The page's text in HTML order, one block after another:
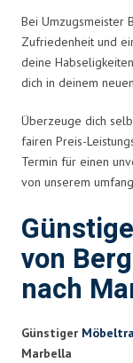
Bei Umzugsmeister
Zufriedenheit und
deine
dich in deinem
Überzeuge dich
fairen Preis-
Termin für einen
von unserem
von
nach
Günstiger
Marbella